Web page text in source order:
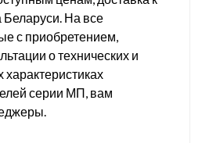
Беларуси. На все
с приобретением,
о технических и
серии МП, вам